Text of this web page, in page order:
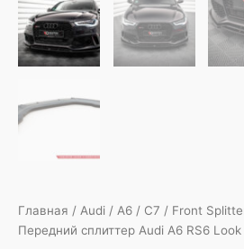
Главная / Audi / A6 / C7 / Front
Передний сплиттер Audi A6 RS6 Look